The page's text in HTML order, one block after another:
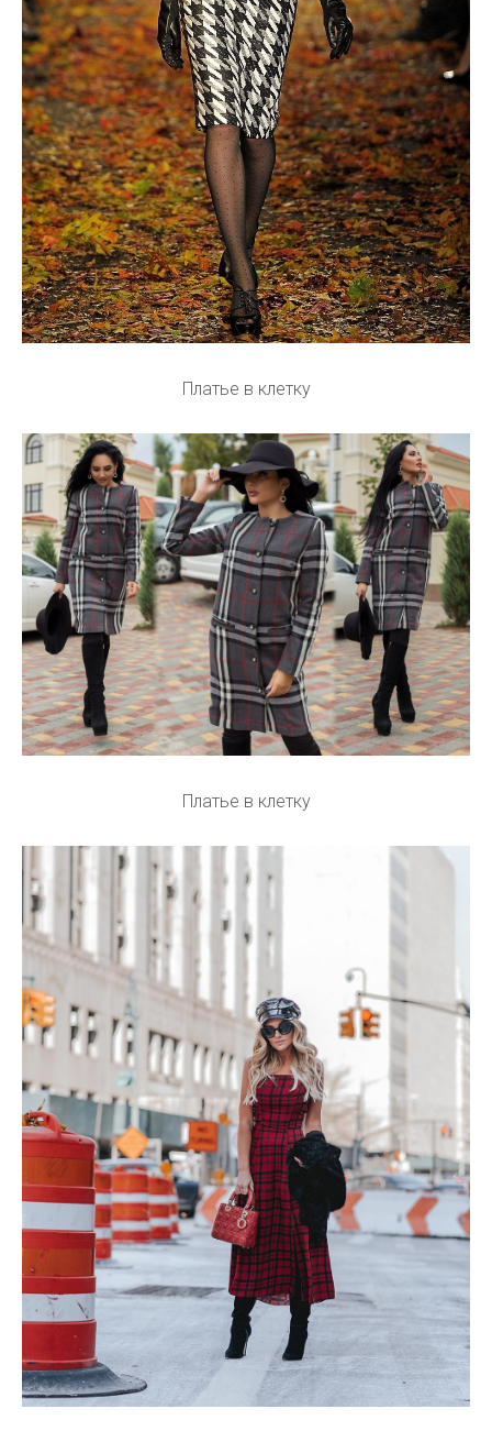
Платье в клетку
Платье в клетку